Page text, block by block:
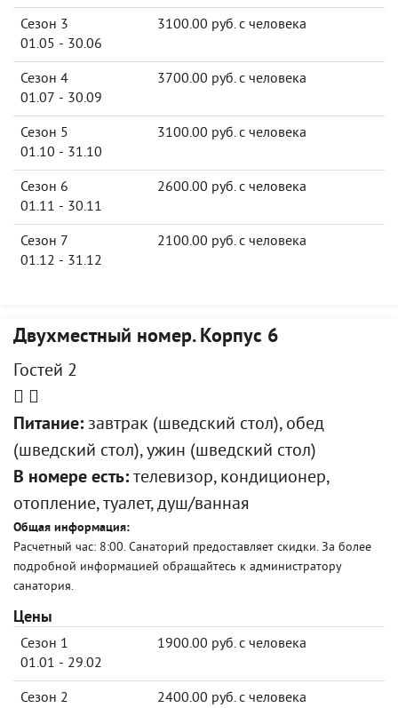
Сезон 3
01.05 - 30.06
3100.00 руб. с человека
Сезон 4
01.07 - 30.09
3700.00 руб. с человека
Сезон 5
01.10 - 31.10
3100.00 руб. с человека
Сезон 6
01.11 - 30.11
2600.00 руб. с человека
Сезон 7
01.12 - 31.12
2100.00 руб. с человека
Двухместный номер. Корпус 6
Гостей 2
Питание: завтрак (шведский стол), обед
(шведский стол), ужин (шведский стол)
В номере есть: телевизор, кондиционер,
отопление, туалет, душ/ванная
Общая информация:
Расчетный час: 8:00. Санаторий предоставляет скидки. За более
подробной информацией обращайтесь к администратору
санатория.
Цены
Сезон 1
01.01 - 29.02
1900.00 руб. с человека
Сезон 2
2400.00 руб. с человека